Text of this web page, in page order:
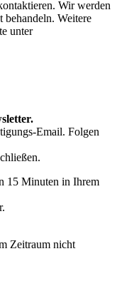
Wir werden
Weitere
unter
Email. Folgen
15 Minuten in Ihrem
Zeitraum nicht